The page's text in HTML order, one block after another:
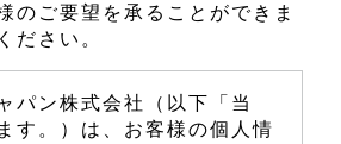
のご要望を承ることができま
ださい。
パン株式会社（以下「当
す。）は、お客様の個人情